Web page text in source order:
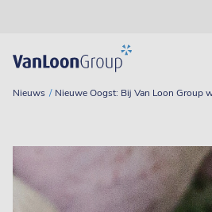
Nieuws Nieuwe Oogst: Bij Van Loon Group